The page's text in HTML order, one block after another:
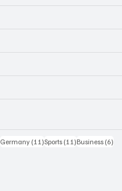
12 Beiträge
Germany (11)11 Beiträge
Sports (11)11 Beiträge
Business (6)